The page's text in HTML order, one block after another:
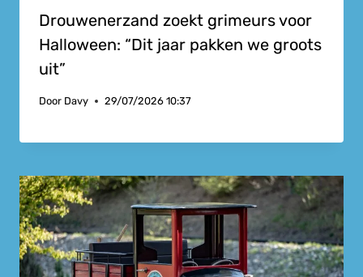
Drouwenerzand zoekt grimeurs voor
Halloween: “Dit jaar pakken we groots
uit”
Door Davy 29/07/2026 10:37